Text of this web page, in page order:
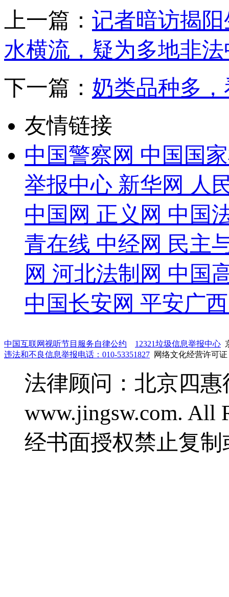
上一篇： 记者暗访揭
水横流，疑为多地非
下一篇： 奶类品种多
友情链接
中国警察网 中国国
举报中心 新华网 人
中国网 正义网 中国
青在线 中经网 民主
网 河北法制网 中国
中国长安网 平安广
中国互联网视听节目服务自律公约 12321垃圾信息举报中心
违法和不良信息举报电话：010-53351827 网络文化经营许可
法律顾问：北京四
www.jingsw.com. All
经书面授权禁止复